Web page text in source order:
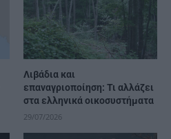
Λιβάδια και
επαναγριοποίηση: Τι αλλάζει
στα ελληνικά οικοσυστήματα
29/07/2026